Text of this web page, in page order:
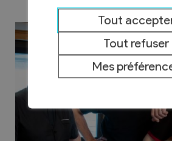
Tout
Tout refuser
Mes